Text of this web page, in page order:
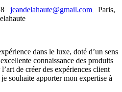
jeandelahaute@gmail.com
Paris,
dans le luxe, doté d’un sens
connaissance des produits
de créer des expériences client
souhaite apporter mon expertise à